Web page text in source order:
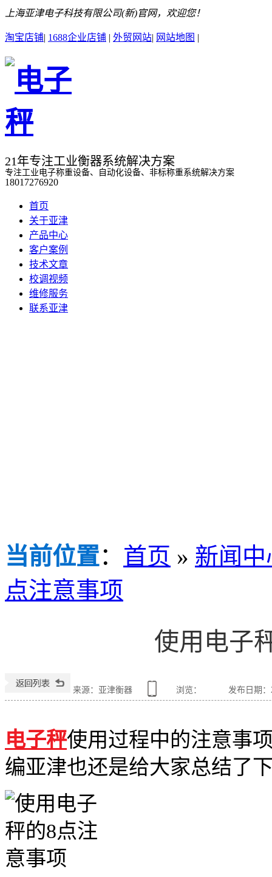
上海亚津电子科技有限公司(新)官网，欢迎您！
淘宝店铺| 1688企业店铺 | 外贸网站| 网站地图 |
21年专注工业衡器系统解决方案
专注工业电子称重设备、自动化设备、非标称重系统解决方案
18017276920
首页
关于亚津
产品中心
客户案例
技术文章
校调视频
维修服务
联系亚津
当前位置： 首页 » 新闻中
点注意事项
使用电子
来源：亚津衡器 浏览： 发布日期：
电子秤使用过程中的注意事
编亚津也还是给大家总结了